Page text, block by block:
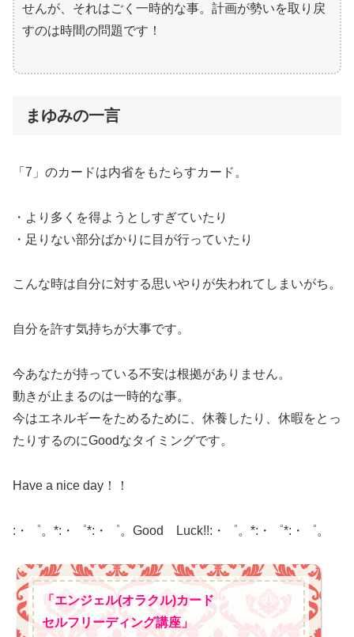
せんが、それはごく一時的な事。計画が勢いを取り戻
すのは時間の問題です！
まゆみの一言
「7」のカードは内省をもたらすカード。
・より多くを得ようとしすぎていたり
・足りない部分ばかりに目が行っていたり
こんな時は自分に対する思いやりが失われてしまいがち。
自分を許す気持ちが大事です。
今あなたが持っている不安は根拠がありません。
動きが止まるのは一時的な事。
今はエネルギーをためるために、休養したり、休暇をとっ
たりするのにGoodなタイミングです。
Have a nice day！！
:・゜。*:・゜*:・゜。Good Luck!!:・゜。*:・゜*:・゜。
「エンジェル(オラクル)カード
セルフリーディング講座」